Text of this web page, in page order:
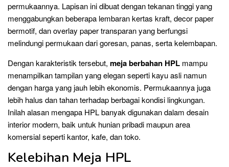
permukaannya. Lapisan ini dibuat dengan tekanan tinggi yang
menggabungkan beberapa lembaran kertas kraft, decor paper
bermotif, dan overlay paper transparan yang berfungsi
melindungi permukaan dari goresan, panas, serta kelembapan.
Dengan karakteristik tersebut, meja berbahan HPL mampu
menampilkan tampilan yang elegan seperti kayu asli namun
dengan harga yang jauh lebih ekonomis. Permukaannya juga
lebih halus dan tahan terhadap berbagai kondisi lingkungan.
Inilah alasan mengapa HPL banyak digunakan dalam desain
interior modern, baik untuk hunian pribadi maupun area
komersial seperti kantor, kafe, dan toko.
Kelebihan Meja HPL